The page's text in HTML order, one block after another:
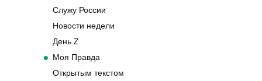
Служу России
Новости недели
День Z
Моя Правда
Открытым текстом